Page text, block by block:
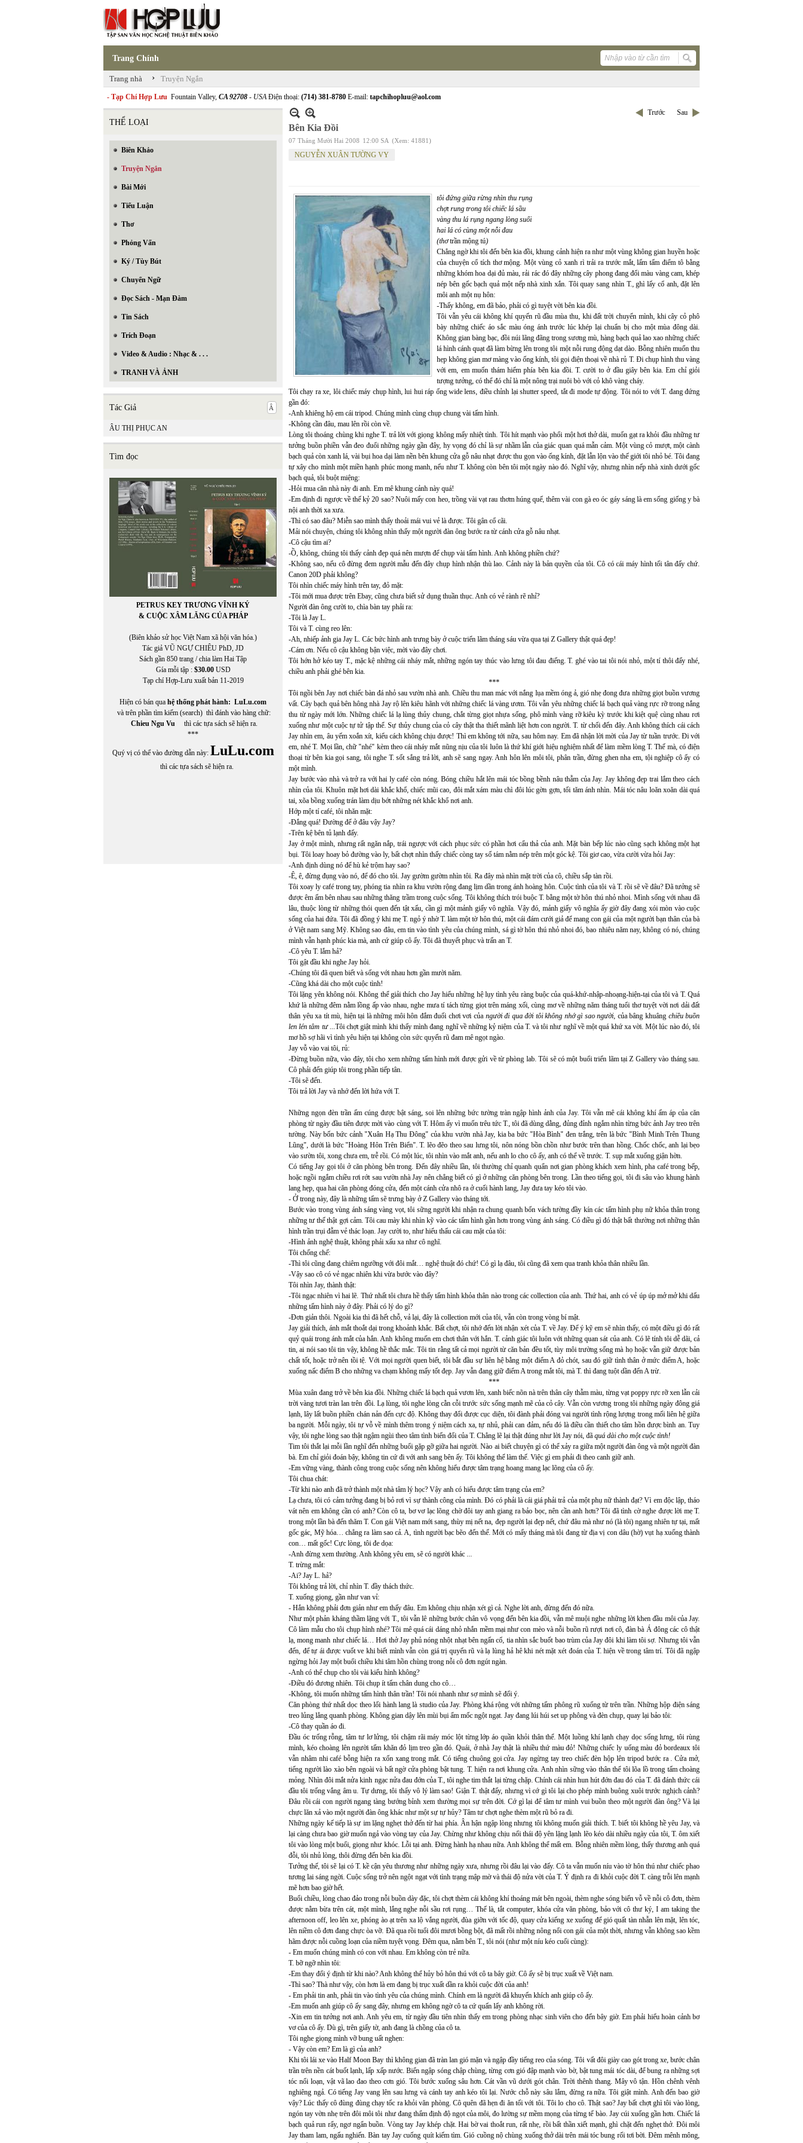
Trang Chính
Trang nhà › Truyện Ngắn
- Tạp Chí Hợp Lưu Fountain Valley, CA 92708 - USAĐiện thoại: (714) 381-8780 E-mail: tapchihopluu@aol.com
THỂ LOẠI
Biên Khảo
Truyện Ngắn
Bài Mới
Tiểu Luận
Thơ
Phỏng Vấn
Ký / Tùy Bút
Chuyển Ngữ
Đọc Sách - Mạn Đàm
Tin Sách
Trích Đoạn
Video & Audio : Nhạc & . . .
TRANH VÀ ẢNH
Tác Giả
ÂU THỊ PHỤC AN
Tìm đọc
PETRUS KEY TRƯƠNG VĨNH KÝ
& CUỘC XÂM LĂNG CỦA PHÁP
(Biên khảo sử học Việt Nam xã hội văn hóa.)
Tác giả VŨ NGỰ CHIÊU PhD, JD
Sách gần 850 trang / chia làm Hai Tập
Gía mỗi tập : $30.00USD
Tạp chí Hợp-Lưu xuất bản 11-2019
Hiện có bán qua hệ thống phát hành: LuLu.com
và trên phần tìm kiếm (search) thì đánh vào hàng chữ:
Chieu Ngu Vu thì các tựa sách sẽ hiện ra.
***
Quý vị có thể vào đường dẫn này: LuLu.com
thì các tựa sách sẽ hiện ra.
Trước Sau
Bên Kia Đồi
07 Tháng Mười Hai 2008 12:00 SA (Xem: 41881)
NGUYỄN XUÂN TƯỜNG VY
tôi đứng giữa rừng nhìn thu rụng
chợt rung trong tôi chiếc lá sầu
vàng thu lá rụng ngang lòng suối
hai lá có cùng một nỗi đau
(thơtrần mộng tú)
Chẳng ngờ khi tôi đến bên kia đồi, khung cảnh hiện ra như một vùng không gian huyền hoặc
của chuyện cổ tích thơ mộng. Một vùng cỏ xanh rì trải ra trước mắt, lấm tấm điểm tô bằng
những khóm hoa dại đủ màu, rải rác đó đây những cây phong đang đổi màu vàng cam, khép
nép bên gốc bạch quả một nếp nhà xinh xắn. Tôi quay sang nhìn T., ghì lấy cổ anh, đặt lên
môi anh một nụ hôn:
-Thấy không, em đã bảo, phải có gì tuyệt vời bên kia đồi.
Tôi vẫn yêu cái không khí quyến rũ đầu mùa thu, khi đất trời chuyển mình, khi cây cỏ phô
bày những chiếc áo sắc màu óng ánh trước lúc khép lại chuẩn bị cho một mùa đông dài.
Không gian bàng bạc, đồi núi lãng đãng trong sương mù, hàng bạch quả lao xao những chiếc
lá hình cánh quạt đã làm bừng lên trong tôi một nỗi rung động dạt dào. Bỗng nhiên muốn thu
hẹp không gian mơ màng vào ống kính, tôi gọi điện thoại về nhà rủ T. Đi chụp hình thu vàng
với em, em muốn thám hiểm phía bên kia đồi. T. cười to ở đầu giây bên kia. Em chỉ giỏi
tượng tưởng, có thể đó chỉ là một nông trại nuôi bò với cỏ khô vàng cháy.
Tôi chạy ra xe, lôi chiếc máy chụp hình, lui hui ráp ống wide lens, điều chỉnh lại shutter speed, tắt đi mode tự động. Tôi nói to với T. đang đứng
gần đó:
-Anh khiêng hộ em cái tripod. Chúng mình cùng chụp chung vài tấm hình.
-Không cần đâu, mau lên rồi còn về.
Lòng tôi thoáng chùng khi nghe T. trả lời với giọng không mấy nhiệt tình. Tôi hít mạnh vào phổi một hơi thở dài, muốn gạt ra khỏi đầu những tư
tưởng buồn phiền vẫn đeo đuổi những ngày gần đây, hy vọng đó chỉ là sự nhầm lẫn của giác quan quá mẫn cảm. Một vùng cỏ mượt, một cành
bạch quả còn xanh lá, vài bụi hoa dại làm nền bên khung cửa gỗ nâu nhạt được thu gọn vào ống kính, đặt lẫn lộn vào thế giới tôi nhỏ bé. Tôi đang
tự xây cho mình một miền hạnh phúc mong manh, nếu như T. không còn bên tôi một ngày nào đó. Nghĩ vậy, nhưng nhìn nếp nhà xinh dưới gốc
bạch quả, tôi buột miệng:
-Hỏi mua căn nhà này đi anh. Em mê khung cảnh này quá!
-Em định đi ngược về thế kỷ 20 sao? Nuôi mấy con heo, trồng vài vạt rau thơm húng quế, thêm vài con gà eo óc gáy sáng là em sống giống y bà
nội anh thời xa xưa.
-Thì có sao đâu? Miễn sao mình thấy thoải mái vui vẻ là được. Tôi gân cổ cãi.
Mải nói chuyện, chúng tôi không nhìn thấy một người đàn ông bước ra từ cánh cửa gỗ nâu nhạt.
-Cô cậu tìm ai?
-Ồ, không, chúng tôi thấy cảnh đẹp quá nên mượn để chụp vài tấm hình. Anh không phiền chứ?
-Không sao, nếu cô đừng đem người mẫu đến đây chụp hình nhận thù lao. Cảnh này là bản quyền của tôi. Cô có cái máy hình tối tân đấy chứ.
Canon 20D phải không?
Tôi nhìn chiếc máy hình trên tay, đỏ mặt:
-Tôi mới mua được trên Ebay, cũng chưa biết sử dụng thuần thục. Anh có vẻ rành rẽ nhỉ?
Người đàn ông cười to, chìa bàn tay phải ra:
-Tôi là Jay L.
Tôi và T. cùng reo lên:
-Ah, nhiếp ảnh gia Jay L. Các bức hình anh trưng bày ở cuộc triển lãm tháng sáu vừa qua tại Z Gallery thật quá đẹp!
-Cám ơn. Nếu cô cậu không bận việc, mời vào đây chơi.
Tôi hớn hở kéo tay T., mặc kệ những cái nháy mắt, những ngón tay thúc vào lưng tôi đau điếng. T. ghé vào tai tôi nói nhỏ, một tí thôi đấy nhé,
chiều anh phải ghé bên kia.
***
Tôi ngồi bên Jay nơi chiếc bàn đá nhỏ sau vườn nhà anh. Chiều thu man mác với nắng lụa mềm óng ả, gió nhẹ đong đưa những giọt buồn vương
vất. Cây bạch quả bên hông nhà Jay rộ lên kiêu hãnh với những chiếc lá vàng ươm. Tôi vẫn yêu những chiếc lá bạch quả vàng rực rỡ trong nắng
thu từ ngày mới lớn. Những chiếc lá lạ lùng thủy chung, chắt từng giọt nhựa sống, phô mình vàng rỡ kiêu kỳ trước khi kiệt quệ cùng nhau rơi
xuống như một cuộc tự tử tập thể. Sự thủy chung của cỏ cây thật tha thiết mãnh liệt hơn con người. T. từ chối đến đây. Anh không thích cái cách
Jay nhìn em, âu yếm xoắn xít, kiểu cách không chịu được! Thì em không tới nữa, sau hôm nay. Em đã nhận lời mời của Jay từ tuần trước. Đi với
em, nhé T. Mọi lần, chữ "nhé" kèm theo cái nháy mắt nũng nịu của tôi luôn là thứ khí giới hiệu nghiệm nhất để làm mềm lòng T. Thế mà, có điện
thoại từ bên kia gọi sang, tôi nghe T. sốt sắng trả lời, anh sẽ sang ngay. Anh hôn lên môi tôi, phân trần, đừng ghen nha em, tội nghiệp cô ấy có
một mình.
Jay bước vào nhà và trở ra với hai ly café còn nóng. Bóng chiều hắt lên mái tóc bồng bềnh nâu thẫm của Jay. Jay không đẹp trai lắm theo cách
nhìn của tôi. Khuôn mặt hơi dài khắc khổ, chiếc mũi cao, đôi mắt xám màu chì đôi lúc gờn gợn, tối tăm ánh nhìn. Mái tóc nâu loăn xoăn dài quá
tai, xõa bồng xuống trán làm dịu bớt những nét khắc khổ nơi anh.
Hớp một tí café, tôi nhăn mặt:
-Đắng quá! Đường để ở đâu vậy Jay?
-Trên kệ bên tủ lạnh đấy.
Jay ở một mình, nhưng rất ngăn nắp, trái ngược với cách phục sức có phần hơi cẩu thả của anh. Mặt bàn bếp lúc nào cũng sạch không một hạt
bụi. Tôi loay hoay bỏ đường vào ly, bất chợt nhìn thấy chiếc còng tay số tám nằm nép trên một góc kệ. Tôi giơ cao, vừa cười vừa hỏi Jay:
-Anh định dùng nó để hù kẻ trộm hay sao?
-Ê, ê, đừng đụng vào nó, để đó cho tôi. Jay gườm gườm nhìn tôi. Ra đây mà nhìn mặt trời của cô, chiều sắp tàn rồi.
Tôi xoay ly café trong tay, phóng tia nhìn ra khu vườn rộng đang lịm dần trong ánh hoàng hôn. Cuộc tình của tôi và T. rồi sẽ về đâu? Đã tưởng sẽ
được êm ấm bên nhau sau những thăng trầm trong cuộc sống. Tôi không thích trói buộc T. bằng một tờ hôn thú nhỏ nhoi. Mình sống với nhau đã
lâu, thuộc lòng từ những thói quen đến tật xấu, cần gì một mảnh giấy vô nghĩa. Vậy đó, mảnh giấy vô nghĩa ấy giờ đây đang xói mòn vào cuộc
sống của hai đứa. Tôi đã đồng ý khi mẹ T. ngỏ ý nhờ T. làm một tờ hôn thú, một cái đám cưới giả để mang con gái của một người bạn thân của bà
ở Việt nam sang Mỹ. Không sao đâu, em tin vào tình yêu của chúng mình, sá gì tờ hôn thú nhỏ nhoi đó, bao nhiêu năm nay, không có nó, chúng
mình vẫn hạnh phúc kia mà, anh cứ giúp cô ấy. Tôi đã thuyết phục và trấn an T.
-Cô yêu T. lắm hả?
Tôi gật đầu khi nghe Jay hỏi.
-Chúng tôi đã quen biết và sống với nhau hơn gần mười năm.
-Cũng khá dài cho một cuộc tình!
Tôi lặng yên không nói. Không thể giải thích cho Jay hiểu những hệ lụy tình yêu ràng buộc của quá-khứ-nhập-nhoạng-hiện-tại của tôi và T. Quá
khứ là những đêm nằm lồng ấp vào nhau, nghe mưa tí tách từng giọt trên máng xối, cùng mơ về những năm tháng tuổi thơ tuyệt vời nơi dải đất
thân yêu xa tít mù, hiện tại là những môi hôn đắm đuối chơi vơi của người đi qua đời tôi không nhớ gì sao người, của bâng khuâng chiều buồn
len lén tâm tư ...Tôi chợt giật mình khi thấy mình đang nghĩ về những kỷ niệm của T. và tôi như nghĩ về một quá khứ xa vời. Một lúc nào đó, tôi
mơ hồ sợ hãi vì tình yêu hiện tại không còn sức quyến rũ đam mê ngọt ngào.
Jay vỗ vào vai tôi, rủ:
-Đừng buồn nữa, vào đây, tôi cho xem những tấm hình mới được gửi về từ phòng lab. Tôi sẽ có một buổi triển lãm tại Z Gallery vào tháng sau.
Cô phải đến giúp tôi trong phần tiếp tân.
-Tôi sẽ đến.
Tôi trả lời Jay và nhớ đến lời hứa với T.
Những ngọn đèn trần ấm cúng được bật sáng, soi lên những bức tường tràn ngập hình ảnh của Jay. Tôi vẫn mê cái không khí ấm áp của căn
phòng từ ngày đầu tiên được mời vào cùng với T. Hôm ấy vì muốn trêu tức T., tôi đã dùng dằng, đủng đỉnh ngắm nhìn từng bức ảnh Jay treo trên
tường. Này bốn bức cảnh "Xuân Hạ Thu Đông" của khu vườn nhà Jay, kia ba bức "Hòa Bình" đen trắng, trên là bức "Bình Minh Trên Thung
Lũng", dưới là bức "Hoàng Hôn Trên Biển". T. lẽo đẽo theo sau lưng tôi, nôn nóng bồn chồn như bước trên than hồng. Chốc chốc, anh lại bẹo
vào sườn tôi, xong chưa em, trễ rồi. Có một lúc, tôi nhìn vào mắt anh, nếu anh lo cho cô ấy, anh có thể về trước. T. sụp mắt xuống giận hờn.
Có tiếng Jay gọi tôi ở căn phòng bên trong. Đến đây nhiều lần, tôi thường chỉ quanh quẩn nơi gian phòng khách xem hình, pha café trong bếp,
hoặc ngồi ngắm chiều rơi rớt sau vườn nhà Jay nên chẳng biết có gì ở những căn phòng bên trong. Lần theo tiếng gọi, tôi đi sâu vào khung hành
lang hẹp, qua hai căn phòng đóng cửa, đến một cánh cửa nhô ra ở cuối hành lang, Jay đưa tay kéo tôi vào.
- Ở trong này, đây là những tấm sẽ trưng bày ở Z Gallery vào tháng tới.
Bước vào trong vùng ánh sáng vàng vọt, tôi sững người khi nhận ra chung quanh bốn vách tường đầy kín các tấm hình phụ nữ khỏa thân trong
những tư thế thật gợi cảm. Tôi cau mày khi nhìn kỹ vào các tấm hình gần hơn trong vùng ánh sáng. Có điều gì đó thật bất thường nơi những thân
hình trần trụi đẫm vẻ thác loạn. Jay cười to, như hiểu thấu cái cau mặt của tôi:
-Hình ảnh nghệ thuật, không phải xấu xa như cô nghĩ.
Tôi chống chế:
-Thì tôi cũng đang chiêm ngưỡng với đôi mắt… nghệ thuật đó chứ! Có gì lạ đâu, tôi cũng đã xem qua tranh khỏa thân nhiều lần.
-Vậy sao cô có vẻ ngạc nhiên khi vừa bước vào đây?
Tôi nhìn Jay, thành thật:
-Tôi ngạc nhiên vì hai lẽ. Thứ nhất tôi chưa hề thấy tấm hình khỏa thân nào trong các collection của anh. Thứ hai, anh có vẻ úp úp mở mở khi dấu
những tấm hình này ở đây. Phải có lý do gì?
-Đơn giản thôi. Ngoài kia thì đã hết chỗ, vả lại, đây là collection mới của tôi, vẫn còn trong vòng bí mật.
Jay giải thích, ánh mắt thoắt dại trong khoảnh khắc. Bất chợt, tôi nhớ đến lời nhận xét của T. về Jay. Để ý kỹ em sẽ nhìn thấy, có một điều gì đó rất
quỷ quái trong ánh mắt của hắn. Anh không muốn em chơi thân với hắn. T. cảnh giác tôi luôn với những quan sát của anh. Có lẽ tính tôi dễ dãi, cả
tin, ai nói sao tôi tin vậy, không hề thắc mắc. Tôi tin rằng tất cả mọi người từ căn bản đều tốt, tùy môi trường sống mà họ hoặc vẫn giữ được bản
chất tốt, hoặc trở nên tồi tệ. Với mọi người quen biết, tôi bắt đầu sự liên hệ bằng một điểm A đỏ chót, sau đó giữ tình thân ở mức điểm A, hoặc
xuống nấc điểm B cho những va chạm không mấy tốt đẹp. Jay vẫn đang giữ điểm A trong mắt tôi, mà T. thì đang tuột dần đến A trừ.
***
Mùa xuân đang trở về bên kia đồi. Những chiếc lá bạch quả vươn lên, xanh biếc nõn nà trên thân cây thẫm màu, từng vạt poppy rực rỡ xen lẫn cải
trời vàng tươi tràn lan trên đồi. Lạ lùng, tôi nghe lòng cằn cỗi trước sức sống mạnh mẽ của cỏ cây. Vẫn còn vương trong tôi những ngày đông giá
lạnh, lây lất buồn phiền chán nản đến cực độ. Không thay đổi được cục diện, tôi đành phải đóng vai người tình rộng lượng trong mối liên hệ giữa
ba người. Mỗi ngày, tôi tự vỗ về mình thêm trong ý niệm cách xa, tự nhủ, phải can đảm, nếu đó là điều cần thiết cho tâm hồn được bình an. Tuy
vậy, tôi nghe lòng sao thật ngậm ngùi theo tâm tình biến đổi của T. Chẳng lẽ lại thật đúng như lời Jay nói, đã quá dài cho một cuộc tình!
Tim tôi thắt lại mỗi lần nghĩ đến những buổi gặp gỡ giữa hai người. Nào ai biết chuyện gì có thể xảy ra giữa một người đàn ông và một người đàn
bà. Em chỉ giỏi đoán bậy, không tin cứ đi với anh sang bên ấy. Tôi không thể làm thế. Việc gì em phải đi theo canh giữ anh.
-Em vững vàng, thành công trong cuộc sống nên không hiểu được tâm trạng hoang mang lạc lõng của cô ấy.
Tôi chua chát:
-Từ khi nào anh đã trở thành một nhà tâm lý học? Vậy anh có hiểu được tâm trạng của em?
Lạ chưa, tôi có cảm tưởng đang bị bỏ rơi vì sự thành công của mình. Đó có phải là cái giá phải trả của một phụ nữ thành đạt? Vì em độc lập, tháo
vát nên em không cần có anh? Còn cô ta, bơ vơ lạc lõng chờ đôi tay anh giang ra bảo bọc, nên cần anh hơn? Tôi đã tình cờ nghe được lời mẹ T.
trong một lần bà đến thăm T. Con gái Việt nam mới sang, thùy mị nết na, đẹp người lại đẹp nết, chứ đâu mà như nó (là tôi) ngang nhiên tự tại, mất
gốc gác, Mỹ hóa… chẳng ra làm sao cả. A, tình người bạc bẽo đến thế. Mới có mấy tháng mà tôi đang từ địa vị con dâu (hờ) vụt hạ xuống thành
con… mất gốc! Cực lòng, tôi đe dọa:
-Anh đừng xem thường. Anh không yêu em, sẽ có người khác ...
T. trừng mắt:
-Ai? Jay L. hả?
Tôi không trả lời, chỉ nhìn T. đầy thách thức.
T. xuống giọng, gần như van vỉ:
- Hắn không phải đơn giản như em thấy đâu. Em không chịu nhận xét gì cả. Nghe lời anh, đừng đến đó nữa.
Như một phản kháng thầm lặng với T., tôi vẫn lê những bước chân vô vọng đến bên kia đồi, vẫn mê muội nghe những lời khen đầu môi của Jay.
Cô làm mẫu cho tôi chụp hình nhé? Tôi mê quá cái dáng nhỏ nhắn mềm mại như con mèo và nỗi buồn rũ rượi nơi cô, đàn bà Á đông các cô thật
lạ, mong manh như chiếc lá… Hơi thở Jay phủ nóng nhột nhạt bên ngấn cổ, tia nhìn sắc buốt bao trùm của Jay đôi khi làm tôi sợ. Nhưng tôi vẫn
đến, để tự ái được vuốt ve khi biết mình vẫn còn giá trị quyến rũ và lạ lùng hả hê khi nét mặt xét đoán của T. hiện về trong tâm trí. Tôi đã ngập
ngừng hỏi Jay một buổi chiều khi tâm hồn chùng trong nỗi cô đơn ngút ngàn.
-Anh có thể chụp cho tôi vài kiểu hình không?
-Điều đó đương nhiên. Tôi chụp ít tấm chân dung cho cô…
-Không, tôi muốn những tấm hình thân trần! Tôi nói nhanh như sợ mình sẽ đổi ý.
Căn phòng thứ nhất dọc theo lối hành lang là studio của Jay. Phòng khá rộng với những tấm phông rũ xuống từ trên trần. Những hộp điện sáng
treo lủng lẳng quanh phòng. Không gian dậy lên mùi bụi ẩm mốc ngột ngạt. Jay đang lúi húi set up phông và đèn chụp, quay lại bảo tôi:
-Cô thay quần áo đi.
Đầu óc trống rỗng, tâm tư lơ lửng, tôi chậm rãi máy móc lột từng lớp áo quần khỏi thân thể. Một luồng khí lạnh chạy dọc sống lưng, tôi rùng
mình, kéo choàng lên người tấm khăn đỏ lịm treo gần đó. Quái, ở nhà Jay thật là nhiều thứ màu đỏ! Những chiếc ly uống màu đỏ bordeaux tôi
vẫn nhâm nhi café bỗng hiện ra xốn xang trong mắt. Có tiếng chuông gọi cửa. Jay ngừng tay treo chiếc đèn hộp lên tripod bước ra . Cửa mở,
tiếng người lào xào bên ngoài và bất ngờ cửa phòng bật tung. T. hiện ra nơi khung cửa. Anh nhìn sững vào thân thể tôi lõa lồ trong tấm choàng
mỏng. Nhìn đôi mắt nửa kinh ngạc nửa đau đớn của T., tôi nghe tim thắt lại từng chặp. Chính cái nhìn hun hút đớn đau đó của T. đã đánh thức cái
đầu tôi trống vắng âm u. Tự dưng, tôi thấy vô lý làm sao! Giận T. thật đấy, nhưng vì cớ gì tôi lại cho phép mình buông xuôi trước nghịch cảnh?
Đâu rồi cái con người ngang tàng bướng bỉnh xem thường mọi sự trên đời. Cớ gì lại để tâm tư mình vui buồn theo một người đàn ông? Và lại
chực lăn xả vào một người đàn ông khác như một sự tự hủy? Tâm tư chợt nghe thèm một rũ bỏ ra đi.
Những ngày kế tiếp là sự im lặng nghẹt thở đến từ hai phía. Ân hận ngập lòng nhưng tôi không muốn giải thích. T. biết tôi không hề yêu Jay, và
lại càng chưa bao giờ muốn ngả vào vòng tay của Jay. Chừng như không chịu nổi thái độ yên lặng lạnh lẽo kéo dài nhiều ngày của tôi, T. ôm xiết
tôi vào lòng một buổi, giọng như khóc. Lỗi tại anh. Đừng hành hạ nhau nữa. Anh không thể mất em. Bỗng nhiên mềm lòng, thấy thương anh quá
đỗi, tôi nhủ lòng, thôi đừng đến bên kia đồi.
Tưởng thế, tôi sẽ lại có T. kề cận yêu thương như những ngày xưa, nhưng rồi đâu lại vào đấy. Cô ta vẫn muốn níu vào tờ hôn thú như chiếc phao
tương lai sáng ngời. Cuộc sống trở nên ngột ngạt với tình trạng mập mờ và thái độ nửa vời của T. Ý định ra đi khỏi cuộc đời T. càng trỗi lên mạnh
mẽ hơn bao giờ hết.
Buổi chiều, lòng chao đảo trong nỗi buồn dày đặc, tôi chợt thèm cái không khí thoáng mát bên ngoài, thèm nghe sóng biển vỗ về nỗi cô đơn, thèm
được nằm bừa trên cát, một mình, lắng nghe nỗi sầu rơi rụng… Thế là, tắt computer, khóa cửa văn phòng, bảo với cô thư ký, I am taking the
afternoon off, leo lên xe, phóng ào ạt trên xa lộ vắng người, đùa giỡn với tốc độ, quay cửa kiếng xe xuống để gió quất tàn nhẫn lên mặt, lên tóc,
lên niềm cô đơn đang chực òa vỡ. Đã qua rồi tuổi đôi mươi bồng bột, đã mất rồi những nông nổi con gái của một thời, nhưng vẫn không sao kềm
hãm được nỗi cuồng loạn của niềm tuyệt vọng. Đêm qua, nằm bên T., tôi nói (như một níu kéo cuối cùng):
- Em muốn chúng mình có con với nhau. Em không còn trẻ nữa.
T. bỡ ngỡ nhìn tôi:
-Em thay đổi ý định từ khi nào? Anh không thể hủy bỏ hôn thú với cô ta bây giờ. Cô ấy sẽ bị trục xuất về Việt nam.
-Thì sao? Thà như vậy, còn hơn là em đang bị trục xuất dần ra khỏi cuộc đời của anh!
- Em phải tin anh, phải tin vào tình yêu của chúng mình. Chính em là người đã khuyến khích anh giúp cô ấy.
-Em muốn anh giúp cô ấy sang đây, nhưng em không ngờ cô ta cứ quấn lấy anh không rời.
-Xin em tin tưởng nơi anh. Anh yêu em, từ ngày đầu tiên nhìn thấy em trong phòng nhạc sinh viên cho đến bây giờ. Em phải hiểu hoàn cảnh bơ
vơ của cô ấy. Dù gì, trên giấy tờ, anh đang là chồng của cô ta.
Tôi nghe giọng mình vỡ bung uất nghẹn:
- Vậy còn em? Em là gì của anh?
Khi tôi lái xe vào Half Moon Bay thì không gian đã tràn lan gió mặn và ngập đầy tiếng reo của sóng. Tôi vất đôi giày cao gót trong xe, bước chân
trần trên nền cát buốt lạnh, lấp xấp nước. Biển ngập sóng chập chùng, từng cơn gió đập mạnh vào bờ, bật tung mái tóc dài, để bung ra những sợi
tóc nổi loạn, vật vã lao đao theo cơn gió. Tôi bước xuống sâu hơn. Cát vần vũ dưới gót chân. Trời thênh thang. Mây vô tận. Hồn chênh vênh
nghiêng ngả. Có tiếng Jay vang lên sau lưng và cánh tay anh kéo tôi lại. Nước chỗ này sâu lắm, đừng ra nữa. Tôi giật mình. Anh đến bao giờ
vậy? Lúc thấy cô đùng đùng chạy tốc ra khỏi văn phòng. Cô quên đã hẹn đi ăn tối với tôi. Tôi lo cho cô. Thật sao? Jay bất chợt ghì tôi vào lòng,
ngón tay vờn nhẹ trên đôi môi tôi như đang thẩm định độ ngọt của môi, đo lường sự mềm mọng của từng tế bào. Jay cúi xuống gần hơn. Chiếc lá
bạch quả run rẩy, ngơ ngẩn buồn. Vòng tay Jay khép chặt. Hai bờ vai thoắt run, rất nhẹ, rồi bất thần xiết mạnh, ghì chặt đến nghẹt thở. Đôi môi
Jay tham lam, ngấu nghiến. Bàn tay Jay cuống quít kiếm tìm. Gió cuồng nộ chùng xuống thở dài trên mái tóc bung rối tơi bời. Đêm mênh mông,